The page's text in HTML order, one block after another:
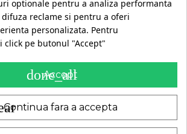
optionale pentru a analiza performanta
reclame si pentru a oferi
personalizata. Pentru
click pe butonul "Accept"
done_all
Accept
Continua fara a accepta